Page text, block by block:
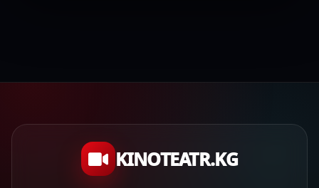
KINOTEATR.KG